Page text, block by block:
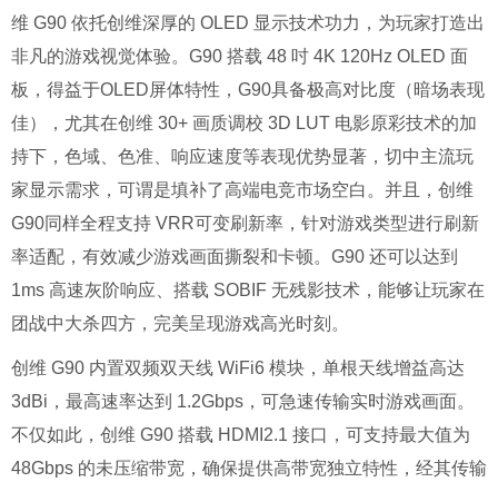
维 G90 依托创维深厚的 OLED 显示技术功力，为玩家打造出
非凡的游戏视觉体验。G90 搭载 48 吋 4K 120Hz OLED 面
板，得益于OLED屏体特性，G90具备极高对比度（暗场表现
佳），尤其在创维 30+ 画质调校 3D LUT 电影原彩技术的加
持下，色域、色准、响应速度等表现优势显著，切中主流玩
家显示需求，可谓是填补了高端电竞市场空白。并且，创维
G90同样全程支持 VRR可变刷新率，针对游戏类型进行刷新
率适配，有效减少游戏画面撕裂和卡顿。G90 还可以达到
1ms 高速灰阶响应、搭载 SOBIF 无残影技术，能够让玩家在
团战中大杀四方，完美呈现游戏高光时刻。
创维 G90 内置双频双天线 WiFi6 模块，单根天线增益高达
3dBi，最高速率达到 1.2Gbps，可急速传输实时游戏画面。
不仅如此，创维 G90 搭载 HDMI2.1 接口，可支持最大值为
48Gbps 的未压缩带宽，确保提供高带宽独立特性，经其传输